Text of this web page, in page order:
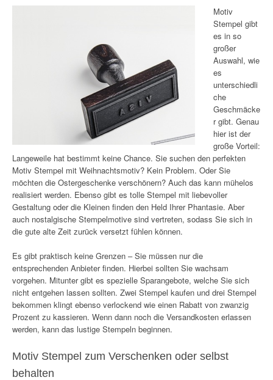
Motiv
Stempel gibt
es in so
großer
Auswahl, wie
es
unterschiedli
che
Geschmäcke
r gibt. Genau
hier ist der
große Vorteil:
Langeweile hat bestimmt keine Chance. Sie suchen den perfekten
Motiv Stempel mit Weihnachtsmotiv? Kein Problem. Oder Sie
möchten die Ostergeschenke verschönern? Auch das kann mühelos
realisiert werden. Ebenso gibt es tolle Stempel mit liebevoller
Gestaltung oder die Kleinen finden den Held Ihrer Phantasie. Aber
auch nostalgische Stempelmotive sind vertreten, sodass Sie sich in
die gute alte Zeit zurück versetzt fühlen können.
Es gibt praktisch keine Grenzen – Sie müssen nur die
entsprechenden Anbieter finden. Hierbei sollten Sie wachsam
vorgehen. Mitunter gibt es spezielle Sparangebote, welche Sie sich
nicht entgehen lassen sollten. Zwei Stempel kaufen und drei Stempel
bekommen klingt ebenso verlockend wie einen Rabatt von zwanzig
Prozent zu kassieren. Wenn dann noch die Versandkosten erlassen
werden, kann das lustige Stempeln beginnen.
Motiv Stempel zum Verschenken oder selbst
behalten